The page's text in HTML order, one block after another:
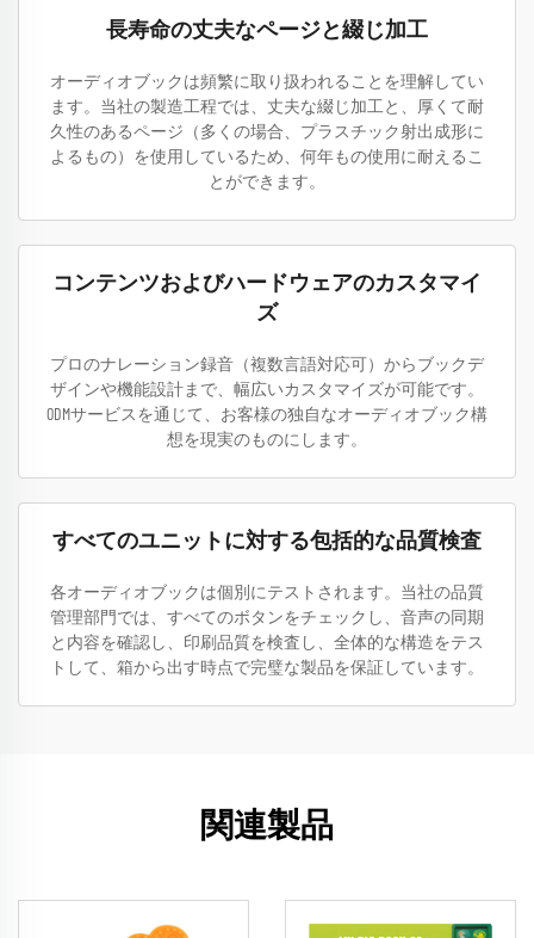
長寿命の丈夫なページと綴じ加工
オーディオブックは頻繁に取り扱われることを理解してい
ます。当社の製造工程では、丈夫な綴じ加工と、厚くて耐
久性のあるページ（多くの場合、プラスチック射出成形に
よるもの）を使用しているため、何年もの使用に耐えるこ
とができます。
コンテンツおよびハードウェアのカスタマイ
ズ
プロのナレーション録音（複数言語対応可）からブックデ
ザインや機能設計まで、幅広いカスタマイズが可能です。
ODMサービスを通じて、お客様の独自なオーディオブック構
想を現実のものにします。
すべてのユニットに対する包括的な品質検査
各オーディオブックは個別にテストされます。当社の品質
管理部門では、すべてのボタンをチェックし、音声の同期
と内容を確認し、印刷品質を検査し、全体的な構造をテス
トして、箱から出す時点で完璧な製品を保証しています。
関連製品